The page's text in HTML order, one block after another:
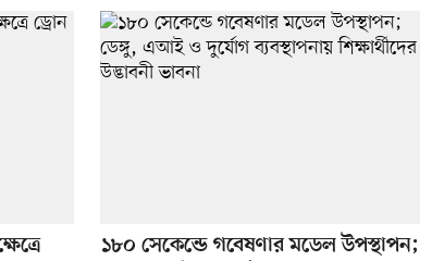
১৮০ সেকেন্ডে গবেষণার মডেল উপস্থাপন;